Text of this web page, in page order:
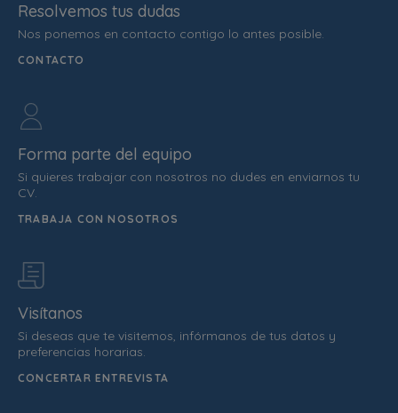
Resolvemos tus dudas
Nos ponemos en contacto contigo lo antes posible.
CONTACTO
Forma parte del equipo
Si quieres trabajar con nosotros no dudes en enviarnos tu
CV.
TRABAJA CON NOSOTROS
Visítanos
Si deseas que te visitemos, infórmanos de tus datos y
preferencias horarias.
CONCERTAR ENTREVISTA